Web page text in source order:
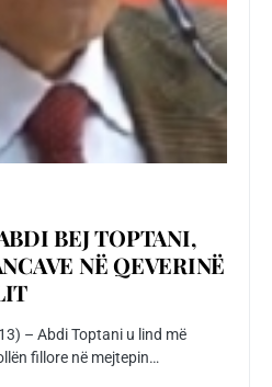
BEJ TOPTANI,
NË QEVERINË
– Abdi Toptani u lind më
fillore në mejtepin…